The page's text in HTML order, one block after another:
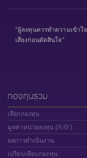
"ผู้ลงทุนควรทำความเข้า
เสี่ยงก่อนตัดสินใจ"
กองทุนรวม
เลือกกองทุน
มูลค่าหน่วยลงทุน (NAV)
ผลการดำเนินงาน
เปรียบเทียบกองทุน